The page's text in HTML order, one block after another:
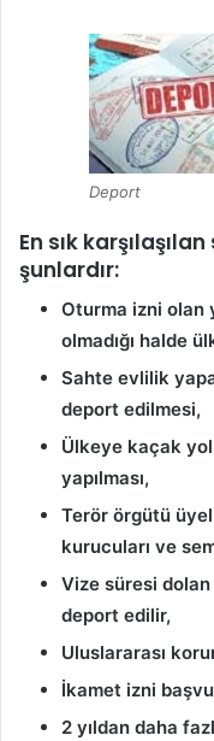
Deport
En sık
şunlardır:
Oturma izni olan
olmadığı halde
Sahte evlilik
deport edilmesi,
Ülkeye kaçak
yapılması,
Terör örgütü
kurucuları ve
Vize süresi
deport edilir,
Uluslararası
İkamet izni
2 yıldan daha